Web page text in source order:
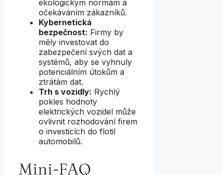
ekologickým normám a
očekáváním zákazníků.
Kybernetická
bezpečnost: Firmy by
měly investovat do
zabezpečení svých dat a
systémů, aby se vyhnuly
potenciálním útokům a
ztrátám dat.
Trh s vozidly: Rychlý
pokles hodnoty
elektrických vozidel může
ovlivnit rozhodování firem
o investicích do flotil
automobilů.
Mini-FAQ